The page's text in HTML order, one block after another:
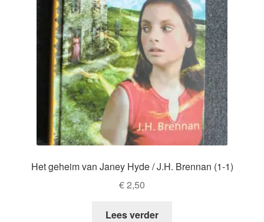
Het geheim van Janey Hyde / J.H. Brennan (1-1)
€2,50
Lees verder